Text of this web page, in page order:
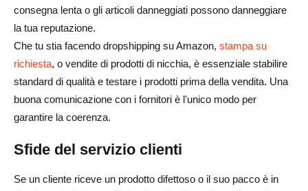
consegna lenta o gli articoli danneggiati possono danneggiare
la tua reputazione.
Che tu stia facendo dropshipping su Amazon, stampa su
richiesta, o vendite di prodotti di nicchia, è essenziale stabilire
standard di qualità e testare i prodotti prima della vendita. Una
buona comunicazione con i fornitori è l'unico modo per
garantire la coerenza.
Sfide del servizio clienti
Se un cliente riceve un prodotto difettoso o il suo pacco è in